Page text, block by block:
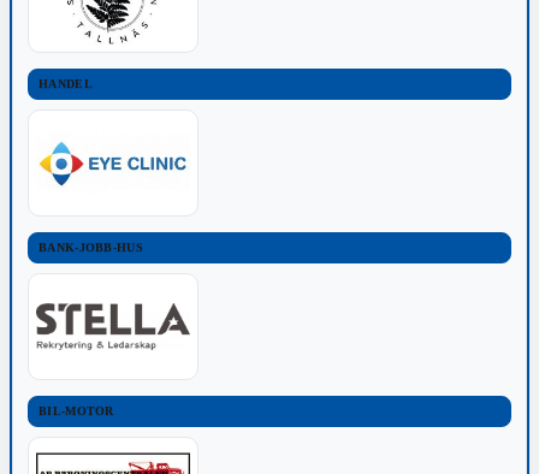
HANDEL
BANK-JOBB-HUS
BIL-MOTOR